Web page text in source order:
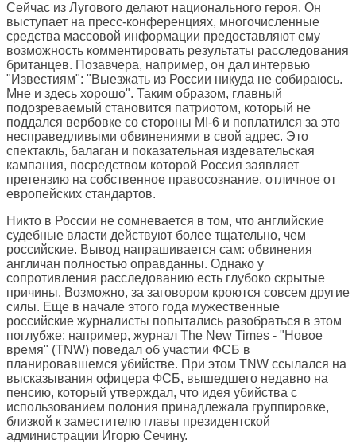
Сейчас из Лугового делают национального героя. Он
выступает на пресс-конференциях, многочисленные
средства массовой информации предоставляют ему
возможность комментировать результаты расследования
британцев. Позавчера, например, он дал интервью
"Известиям": "Выезжать из России никуда не собираюсь.
Мне и здесь хорошо". Таким образом, главный
подозреваемый становится патриотом, который не
поддался вербовке со стороны MI-6 и поплатился за это
несправедливыми обвинениями в свой адрес. Это
спектакль, балаган и показательная издевательская
кампания, посредством которой Россия заявляет
претензию на собственное правосознание, отличное от
европейских стандартов.
Никто в России не сомневается в том, что английские
судебные власти действуют более тщательно, чем
российские. Вывод напрашивается сам: обвинения
англичан полностью оправданны. Однако у
сопротивления расследованию есть глубоко скрытые
причины. Возможно, за заговором кроются совсем другие
силы. Еще в начале этого года мужественные
российские журналисты попытались разобраться в этом
поглубже: например, журнал The New Times - "Новое
время" (TNW) поведал об участии ФСБ в
планировавшемся убийстве. При этом TNW ссылался на
высказывания офицера ФСБ, вышедшего недавно на
пенсию, который утверждал, что идея убийства с
использованием полония принадлежала группировке,
близкой к заместителю главы президентской
администрации Игорю Сечину.